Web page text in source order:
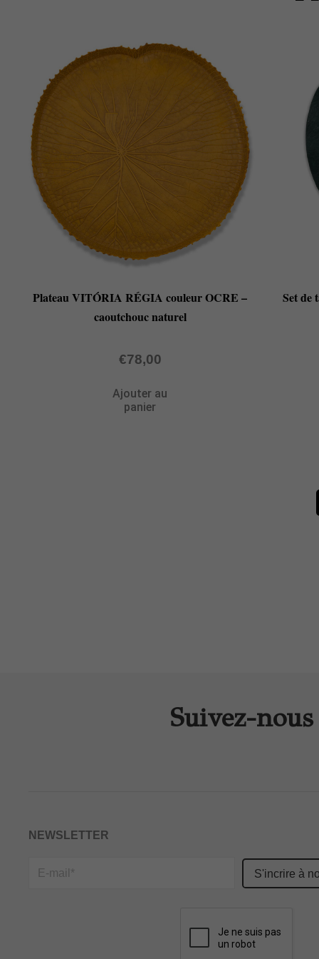
Plateau VITÓRIA RÉGIA couleur OCRE –
caoutchouc naturel
€78,00
Ajouter au
panier
Set de
Suivez-
NEWSLETTER
Please
leave
field
empty.